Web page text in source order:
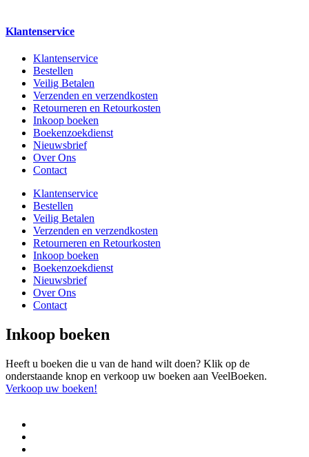
Klantenservice
Klantenservice
Bestellen
Veilig Betalen
Verzenden en verzendkosten
Retourneren en Retourkosten
Inkoop boeken
Boekenzoekdienst
Nieuwsbrief
Over Ons
Contact
Klantenservice
Bestellen
Veilig Betalen
Verzenden en verzendkosten
Retourneren en Retourkosten
Inkoop boeken
Boekenzoekdienst
Nieuwsbrief
Over Ons
Contact
Inkoop boeken
Heeft u boeken die u van de hand wilt doen? Klik op de
onderstaande knop en verkoop uw boeken aan VeelBoeken.
Verkoop uw boeken!